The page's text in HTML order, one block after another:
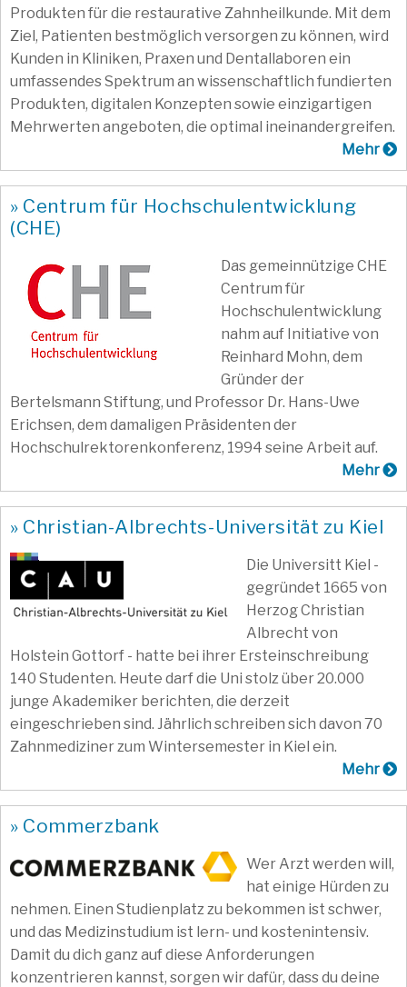
Produkten für die restaurative Zahnheilkunde. Mit dem
Ziel, Patienten bestmöglich versorgen zu können, wird
Kunden in Kliniken, Praxen und Dentallaboren ein
umfassendes Spektrum an wissenschaftlich fundierten
Produkten, digitalen Konzepten sowie einzigartigen
Mehrwerten angeboten, die optimal ineinandergreifen.
Mehr
» Centrum für Hochschulentwicklung
(CHE)
Das gemeinnützige CHE
Centrum für
Hochschulentwicklung
nahm auf Initiative von
Reinhard Mohn, dem
Gründer der
Bertelsmann Stiftung, und Professor Dr. Hans-Uwe
Erichsen, dem damaligen Präsidenten der
Hochschulrektorenkonferenz, 1994 seine Arbeit auf.
Mehr
» Christian-Albrechts-Universität zu Kiel
Die Universitt Kiel -
gegründet 1665 von
Herzog Christian
Albrecht von
Holstein Gottorf - hatte bei ihrer Ersteinschreibung
140 Studenten. Heute darf die Uni stolz über 20.000
junge Akademiker berichten, die derzeit
eingeschrieben sind. Jährlich schreiben sich davon 70
Zahnmediziner zum Wintersemester in Kiel ein.
Mehr
» Commerzbank
Wer Arzt werden will,
hat einige Hürden zu
nehmen. Einen Studienplatz zu bekommen ist schwer,
und das Medizinstudium ist lern- und kostenintensiv.
Damit du dich ganz auf diese Anforderungen
konzentrieren kannst, sorgen wir dafür, dass du deine